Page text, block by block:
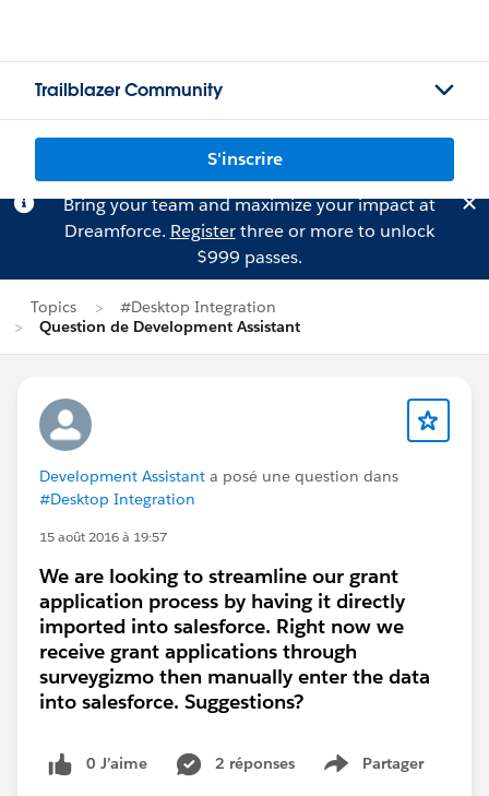
Trailblazer Community
S'inscrire
Bring your team and maximize your impact at
Dreamforce. Registerthree or more to unlock
$999 passes.
Topics
#Desktop Integration
Question de Development Assistant
Development Assistant a posé une question dans
#Desktop Integration
15 août 2016 à 19:57
We are looking to streamline our grant
application process by having it directly
imported into salesforce. Right now we
receive grant applications through
surveygizmo then manually enter the data
into salesforce. Suggestions?
0 J’aime 2 réponses Partager
Show menu